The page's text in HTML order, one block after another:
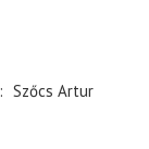
Szőcs Artur